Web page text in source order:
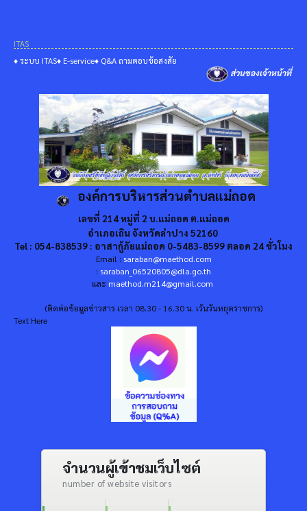
ITAS
♦ ระบบ ITAS♦ E-service♦ Q&A ถามตอบข้อสงสัย
ส่วนของเจ้าหน้าที่
องค์การบริหารส่วนตำบลแม่ถอด
เลขที่ 214 หมู่ที่ 2 บ.แม่ถอด ต.แม่ถอด
อำเภอเถิน จังหวัดลำปาง 52160
Tel : 054-838539 : อาสากู้ภัยแม่ถอด 0-5483-8599 ตลอด 24 ชั่วโมง
Email : saraban@maethod.com
: saraban_06520805@dla.go.th
และ maethod.m214@gmail.com
(ติดต่อข้อมูลข่าวสาร เวลา 08.30 - 16.30 น. เว้นวันหยุดราชการ)
Text Here
จำนวนผู้เข้าชมเว็บไซต์
number of website visitors